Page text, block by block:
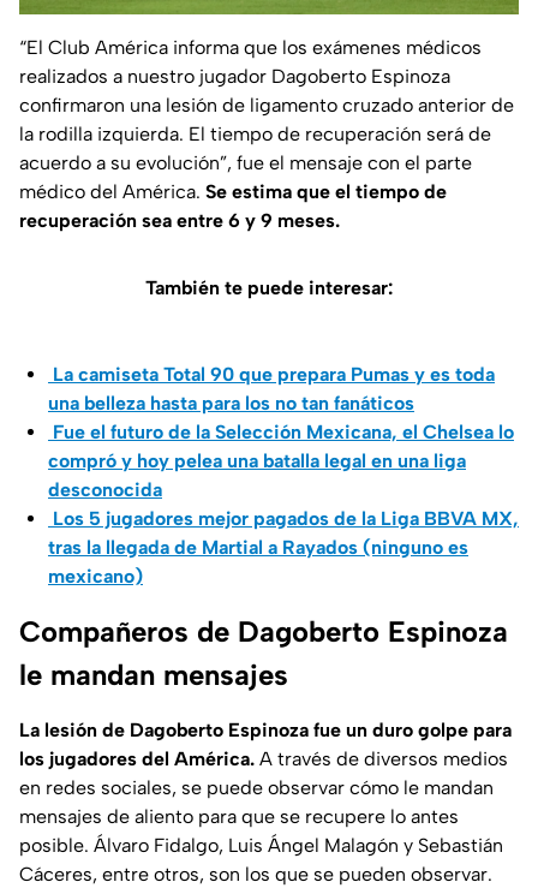
“El Club América informa que los exámenes médicos
realizados a nuestro jugador Dagoberto Espinoza
confirmaron una lesión de ligamento cruzado anterior de
la rodilla izquierda. El tiempo de recuperación será de
acuerdo a su evolución”, fue el mensaje con el parte
médico del América. Se estima que el tiempo de
recuperación sea entre 6 y 9 meses.
También te puede interesar:
La camiseta Total 90 que prepara Pumas y es toda
una belleza hasta para los no tan fanáticos
Fue el futuro de la Selección Mexicana, el Chelsea lo
compró y hoy pelea una batalla legal en una liga
desconocida
Los 5 jugadores mejor pagados de la Liga BBVA MX,
tras la llegada de Martial a Rayados (ninguno es
mexicano)
Compañeros de Dagoberto Espinoza
le mandan mensajes
La lesión de Dagoberto Espinoza fue un duro golpe para
los jugadores del América. A través de diversos medios
en redes sociales, se puede observar cómo le mandan
mensajes de aliento para que se recupere lo antes
posible. Álvaro Fidalgo, Luis Ángel Malagón y Sebastián
Cáceres, entre otros, son los que se pueden observar.